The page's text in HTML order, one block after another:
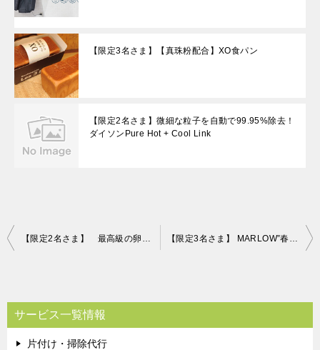
【限定3名さま】【真珠粉配合】XO食パン
【限定2名さま】微細な粒子を自動で99.95%除去！
ダイソンPure Hot + Cool Link
投
ビ
ゲ
【限定2名さま】 最高級の卵「輝」！ 片付け110番プレゼントキャンペーン！！ 【限定3名さま】 MARLOW”春のギフトセット「紅白プリン＆ケーキセット」” 片付け110番プレゼントキャンペーン！！
サービス一覧情報
片付け・掃除代行